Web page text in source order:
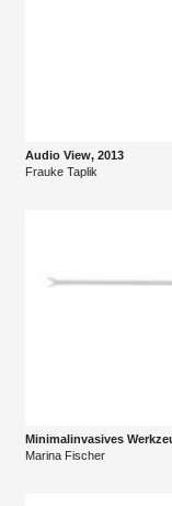
Audio View, 2013
Frauke Taplik
Minimalinvasives
Marina Fischer